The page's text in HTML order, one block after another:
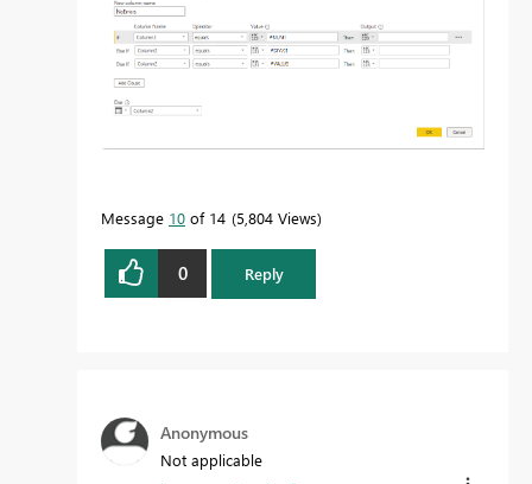
Message 10 of 14 5,804 Views
0 Reply
Anonymous
Not applicable